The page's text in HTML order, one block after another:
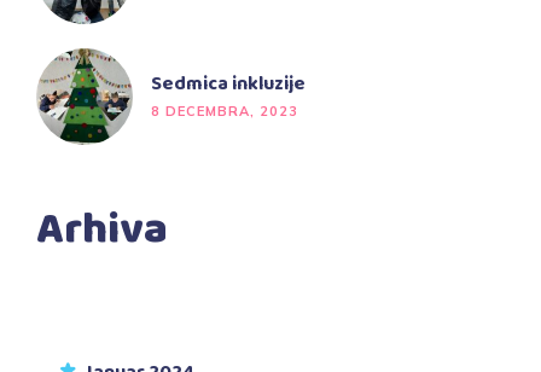
Sedmica inkluzije
8 DECEMBRA, 2023
Arhiva